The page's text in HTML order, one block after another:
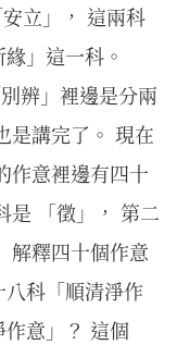
立」， 這兩科
」這一科。
辨」裡邊是分兩
是講完了。 現在
作意裡邊有四十
是 「徵」， 第二
解釋四十個作意
科「順清淨作
意」？ 這個